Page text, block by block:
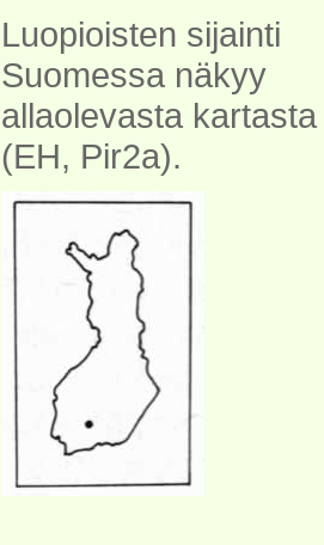
Luopioisten sijainti
Suomessa näkyy
allaolevasta kartasta
(EH, Pir2a).